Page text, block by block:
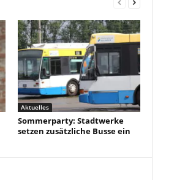
Aktuelles
Sommerparty: Stadtwerke
setzen zusätzliche Busse ein